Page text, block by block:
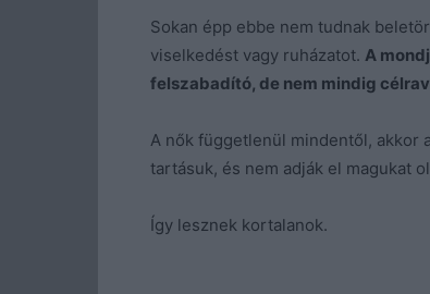
Sokan épp ebbe nem tudnak
viselkedést vagy ruházatot. A
felszabadító, de nem mindig
A nők függetlenül mindentől, akkor
tartásuk, és nem adják el magukat
Így lesznek kortalanok.